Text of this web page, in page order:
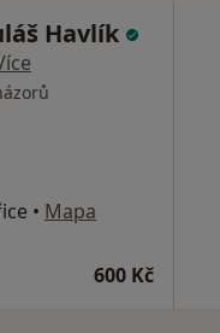
Havlík
• Mapa
600 Kč